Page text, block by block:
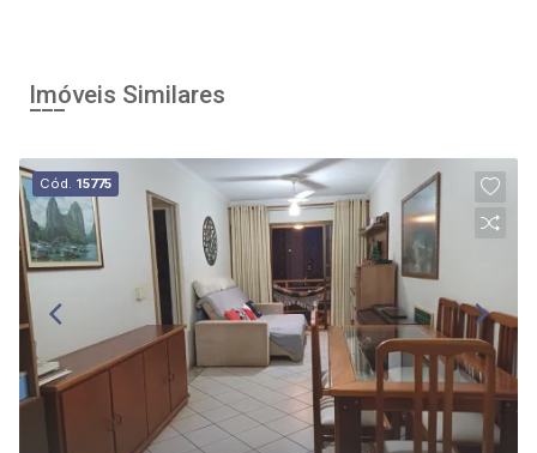
Imóveis Similares
Cód. 15775